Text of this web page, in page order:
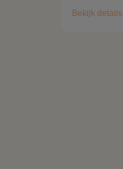
Bekijk details